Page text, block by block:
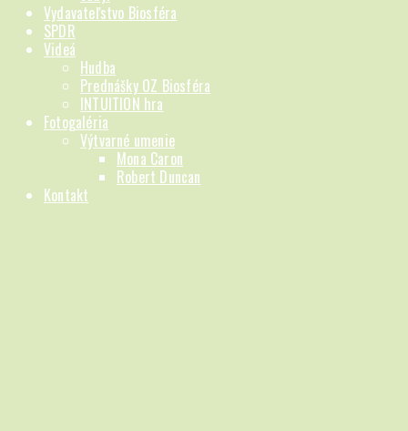
Vydavateľstvo Biosféra
SPDR
Videá
Hudba
Prednášky OZ Biosféra
INTUITION hra
Fotogaléria
Výtvarné umenie
Mona Caron
Robert Duncan
Kontakt